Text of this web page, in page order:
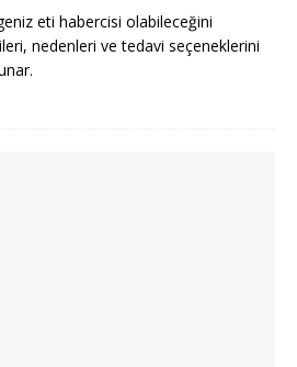
eti habercisi olabileceğini
nedenleri ve tedavi seçeneklerini